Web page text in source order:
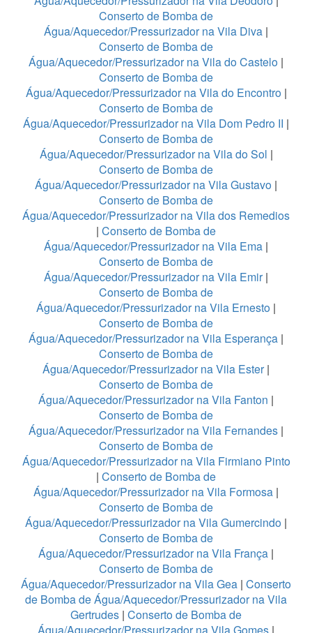
Conserto de Bomba de
Água/Aquecedor/Pressurizador na Vila Diva |
Conserto de Bomba de
Água/Aquecedor/Pressurizador na Vila do Castelo |
Conserto de Bomba de
Água/Aquecedor/Pressurizador na Vila do Encontro|
Conserto de Bomba de
Água/Aquecedor/Pressurizador na Vila Dom Pedro II |
Conserto de Bomba de
Água/Aquecedor/Pressurizador na Vila do Sol |
Conserto de Bomba de
Água/Aquecedor/Pressurizador na Vila Gustavo |
Conserto de Bomba de
Água/Aquecedor/Pressurizador na Vila dos Remedios
| Conserto de Bomba de
Água/Aquecedor/Pressurizador na Vila Ema |
Conserto de Bomba de
Água/Aquecedor/Pressurizador na Vila Emir|
Conserto de Bomba de
Água/Aquecedor/Pressurizador na Vila Ernesto |
Conserto de Bomba de
Água/Aquecedor/Pressurizador na Vila Esperança |
Conserto de Bomba de
Água/Aquecedor/Pressurizador na Vila Ester|
Conserto de Bomba de
Água/Aquecedor/Pressurizador na Vila Fanton |
Conserto de Bomba de
Água/Aquecedor/Pressurizador na Vila Fernandes |
Conserto de Bomba de
Água/Aquecedor/Pressurizador na Vila Firmiano Pinto
| Conserto de Bomba de
Água/Aquecedor/Pressurizador na Vila Formosa |
Conserto de Bomba de
Água/Aquecedor/Pressurizador na Vila Gumercindo |
Conserto de Bomba de
Água/Aquecedor/Pressurizador na Vila França |
Conserto de Bomba de
Água/Aquecedor/Pressurizador na Vila Gea | Conserto
de Bomba de Água/Aquecedor/Pressurizador na Vila
Gertrudes | Conserto de Bomba de